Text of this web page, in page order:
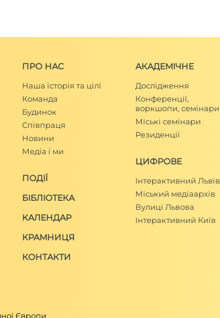
ПРО НАС
Наша історія та цілі
Команда
Будинок
Співпраця
Новини
Медіа і ми
ПОДІЇ
БІБЛІОТЕКА
КАЛЕНДАР
КРАМНИЦЯ
КОНТАКТИ
АКАДЕМІЧНЕ
Дослідження
Конференції,
воркшопи, семінари
Міські семінари
Резиденції
ЦИФРОВЕ
Інтерактивний Львів
Міський медіаархів
Вулиці Львова
Інтерактивний Київ
Європи